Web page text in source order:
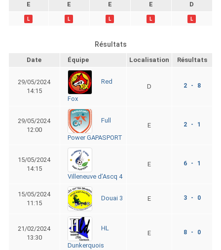
E E E E D
L L L L L
Résultats
Date Équipe Localisation Résultats
29/05/2024
14:15
Red
Fox
D 2 - 8
29/05/2024
12:00
Full
Power GAPASPORT
E 2 - 1
15/05/2024
14:15
Villeneuve d’Ascq 4
E 6 - 1
15/05/2024
11:15
Douai 3 E 3 - 0
21/02/2024
13:30
HL
Dunkerquois
E 8 - 0